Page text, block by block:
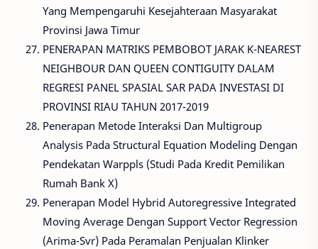
Yang Mempengaruhi Kesejahteraan Masyarakat
Provinsi Jawa Timur
PENERAPAN MATRIKS PEMBOBOT JARAK K-NEAREST
NEIGHBOUR DAN QUEEN CONTIGUITY DALAM
REGRESI PANEL SPASIAL SAR PADA INVESTASI DI
PROVINSI RIAU TAHUN 2017-2019
Penerapan Metode Interaksi Dan Multigroup
Analysis Pada Structural Equation Modeling Dengan
Pendekatan Warppls (Studi Pada Kredit Pemilikan
Rumah Bank X)
Penerapan Model Hybrid Autoregressive Integrated
Moving Average Dengan Support Vector Regression
(Arima-Svr) Pada Peramalan Penjualan Klinker